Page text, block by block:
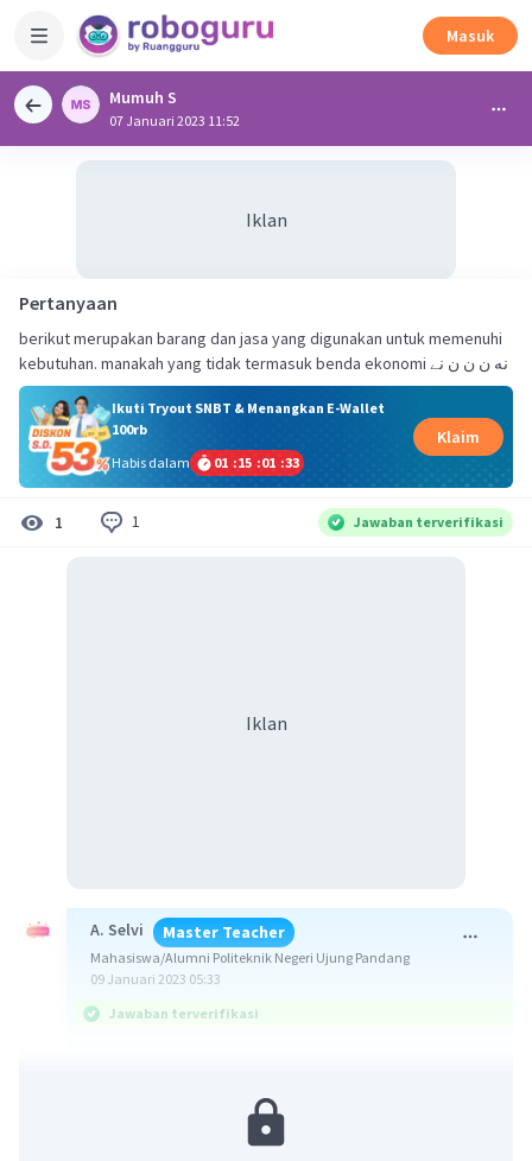
Masuk
Mumuh S
07 Januari 2023 11:52
Iklan
Pertanyaan
berikut merupakan barang dan jasa yang digunakan untuk memenuhi
kebutuhan. manakah yang tidak termasuk benda ekonomi نه ن ن ن نے
Ikuti Tryout SNBT & Menangkan E-Wallet
100rb
Habis dalam
01 :15 :01 :32
Klaim
1 1 Jawaban terverifikasi
Iklan
A. Selvi Master Teacher
Mahasiswa/Alumni Politeknik Negeri Ujung Pandang
09 Januari 2023 05:33
Jawaban terverifikasi